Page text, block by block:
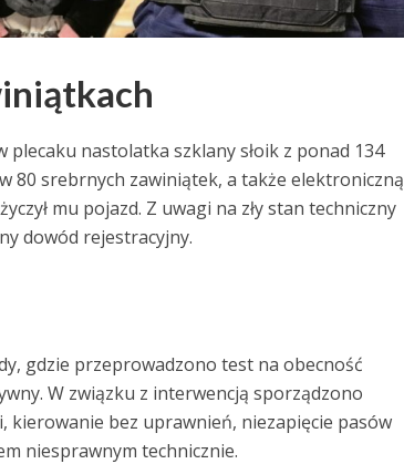
nastolatka szklany słoik z ponad 134
80 srebrnych zawiniątek, a także elektroniczną
mu pojazd. Z uwagi na zły stan techniczny
dowód rejestracyjny.
gdzie przeprowadzono test na obecność
W związku z interwencją sporządzono
bez uprawnień, niezapięcie pasów
niesprawnym technicznie.